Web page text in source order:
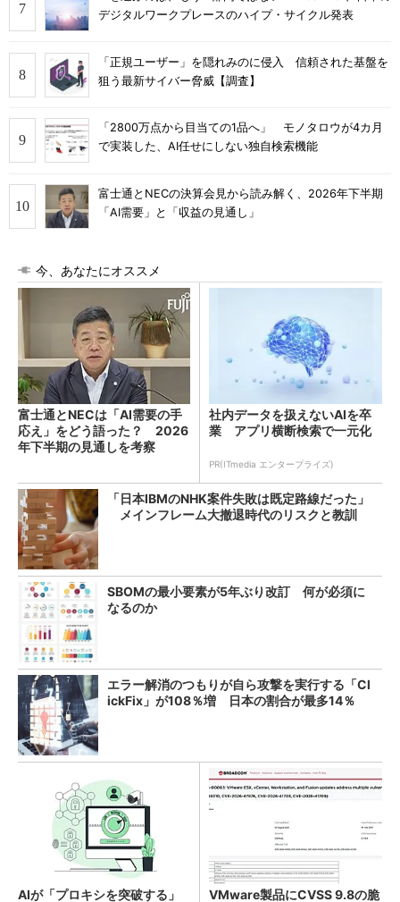
デジタルワークプレースのハイプ・サイクル発表
「正規ユーザー」を隠れみのに侵入 信頼された基盤を
狙う最新サイバー脅威【調査】
「2800万点から目当ての1品へ」 モノタロウが4カ月
で実装した、AI任せにしない独自検索機能
富士通とNECの決算会見から読み解く、2026年下半期
「AI需要」と「収益の見通し」
今、あなたにオススメ
富士通とNECは「AI需要の手
応え」をどう語った？ 2026
年下半期の見通しを考察
社内データを扱えないAIを卒
業 アプリ横断検索で一元化
PR(ITmedia エンタープライズ)
「日本IBMのNHK案件失敗は既定路線だった」
メインフレーム大撤退時代のリスクと教訓
SBOMの最小要素が5年ぶり改訂 何が必須に
なるのか
エラー解消のつもりが自ら攻撃を実行する「Cl
ickFix」が108％増 日本の割合が最多14％
AIが「プロキシを突破する」 VMware製品にCVSS 9.8の脆